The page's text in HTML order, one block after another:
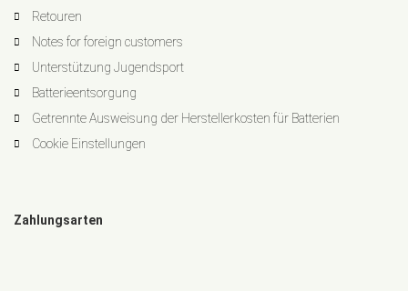
Retouren
Notes for foreign customers
Unterstützung Jugendsport
Batterieentsorgung
Getrennte Ausweisung der Herstellerkosten für Batterien
Cookie Einstellungen
Zahlungsarten